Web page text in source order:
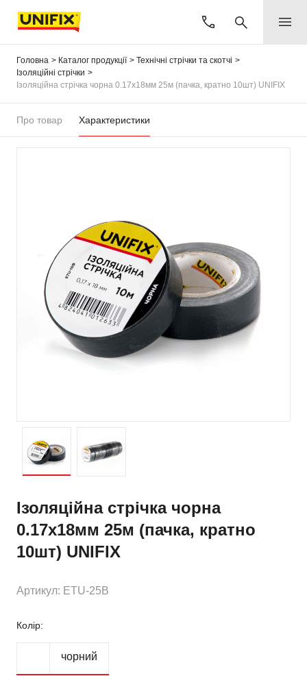
Головна Каталог продукції
Технічні стрічки та скотчі
Ізоляційні стрічки
Ізоляційна стрiчка чорна 0.17х18мм 25м (пачка, кратно 10шт) UNIFIX
Про товар Характеристики
Ізоляційна стрiчка чорна
0.17х18мм 25м (пачка, кратно
10шт) UNIFIX
Артикул: ETU-25B
Колір:
чорний